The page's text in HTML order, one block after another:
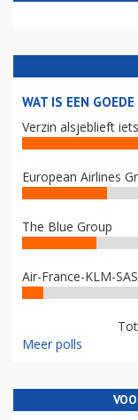
WAT IS EEN
Verzin alsjeblieft
European Airlines
The Blue Group
Air-France-KLM-
Meer polls